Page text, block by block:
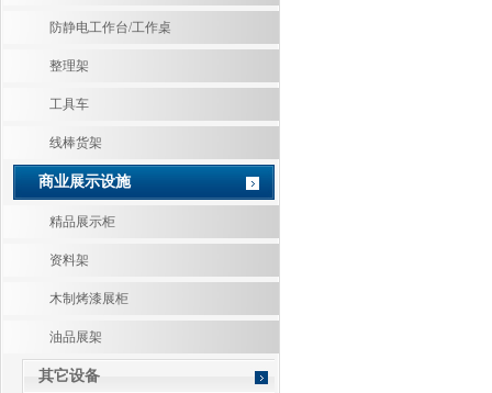
防静电工作台/工作桌
整理架
工具车
线棒货架
商业展示设施
精品展示柜
资料架
木制烤漆展柜
油品展架
其它设备